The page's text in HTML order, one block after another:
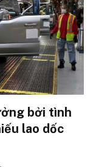
bởi tình
lao dốc